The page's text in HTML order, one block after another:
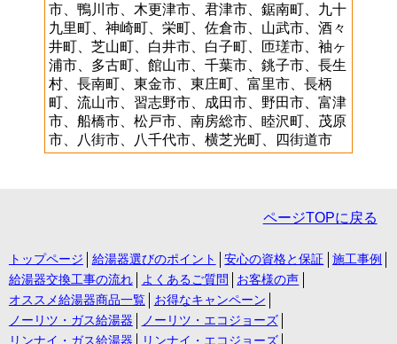
市、鴨川市、木更津市、君津市、鋸南町、九十
九里町、神崎町、栄町、佐倉市、山武市、酒々
井町、芝山町、白井市、白子町、匝瑳市、袖ヶ
浦市、多古町、館山市、千葉市、銚子市、長生
村、長南町、東金市、東庄町、富里市、長柄
町、流山市、習志野市、成田市、野田市、富津
市、船橋市、松戸市、南房総市、睦沢町、茂原
市、八街市、八千代市、横芝光町、四街道市
ページTOPに戻る
トップページ 給湯器選びのポイント 安心の資格と保証
施工事例
給湯器交換工事の流れ
よくあるご質問
お客様の声
オススメ給湯器商品一覧
お得なキャンペーン
ノーリツ・ガス給湯器
ノーリツ・エコジョーズ
リンナイ・ガス給湯器
リンナイ・エコジョーズ